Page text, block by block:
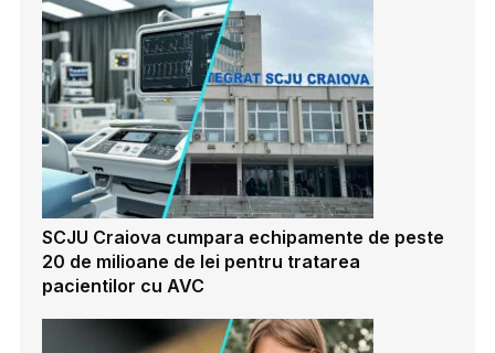
SCJU Craiova cumpara echipamente de peste
20 de milioane de lei pentru tratarea
pacientilor cu AVC